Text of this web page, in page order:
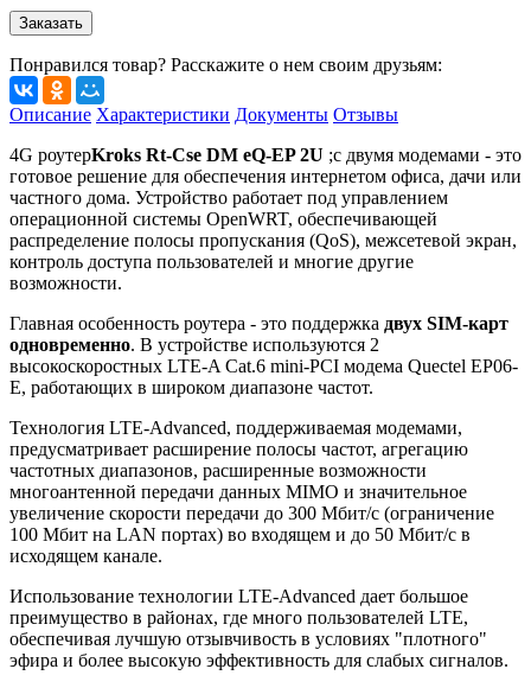
Заказать
Понравился товар? Расскажите о нем своим друзьям:
Описание Характеристики Документы Отзывы
4G роутерKroks Rt-Cse DM eQ-EP 2U ;с двумя модемами - это
готовое решение для обеспечения интернетом офиса, дачи или
частного дома. Устройство работает под управлением
операционной системы OpenWRT, обеспечивающей
распределение полосы пропускания (QoS), межсетевой экран,
контроль доступа пользователей и многие другие
возможности.
Главная особенность роутера - это поддержка двух SIM-карт
одновременно. В устройстве используются 2
высокоскоростных LTE-A Cat.6 mini-PCI модема Quectel EP06-
E, работающих в широком диапазоне частот.
Технология LTE-Advanced, поддерживаемая модемами,
предусматривает расширение полосы частот, агрегацию
частотных диапазонов, расширенные возможности
многоантенной передачи данных MIMO и значительное
увеличение скорости передачи до 300 Мбит/с (ограничение
100 Мбит на LAN портах) во входящем и до 50 Мбит/с в
исходящем канале.
Использование технологии LTE-Advanced дает большое
преимущество в районах, где много пользователей LTE,
обеспечивая лучшую отзывчивость в условиях "плотного"
эфира и более высокую эффективность для слабых сигналов.